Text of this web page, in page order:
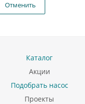
Отменить
Каталог
Акции
Подобрать насос
Проекты